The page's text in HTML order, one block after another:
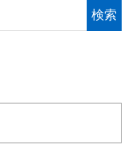
検索